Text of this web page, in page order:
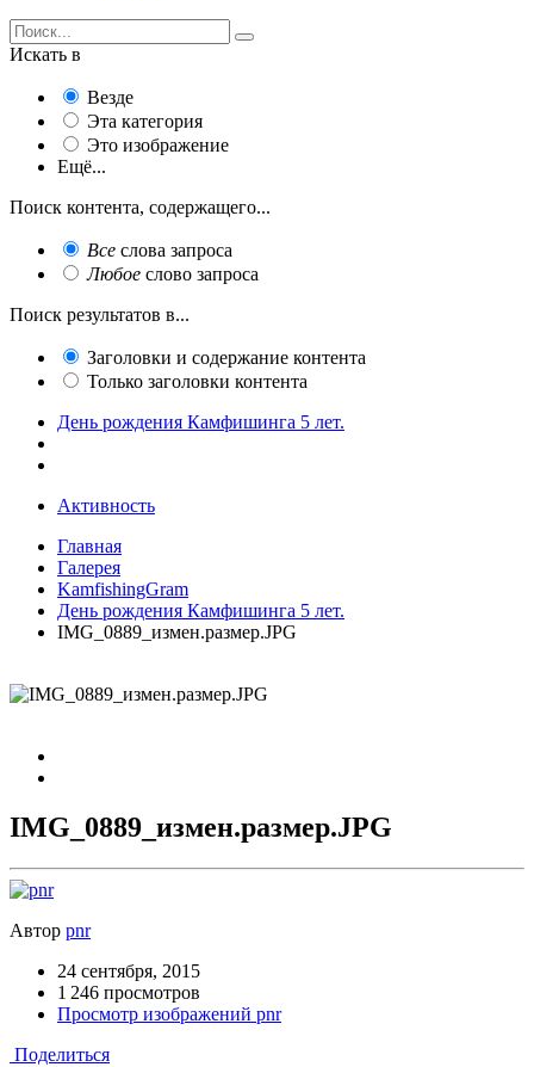
Искать в
Везде
Эта категория
Это изображение
Ещё...
Поиск контента, содержащего...
Все слова запроса
Любое слово запроса
Поиск результатов в...
Заголовки и содержание контента
Только заголовки контента
День рождения Камфишинга 5 лет.
Активность
Главная
Галерея
KamfishingGram
День рождения Камфишинга 5 лет.
IMG_0889_измен.размер.JPG
IMG_0889_измен.размер.JPG
Автор pnr
24 сентября, 2015
1 246 просмотров
Просмотр изображений pnr
Поделиться